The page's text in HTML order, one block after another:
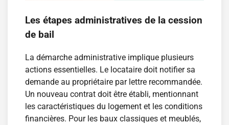
Les étapes administratives de la cession
de bail
La démarche administrative implique plusieurs
actions essentielles. Le locataire doit notifier sa
demande au propriétaire par lettre recommandée.
Un nouveau contrat doit être établi, mentionnant
les caractéristiques du logement et les conditions
financières. Pour les baux classiques et meublés,